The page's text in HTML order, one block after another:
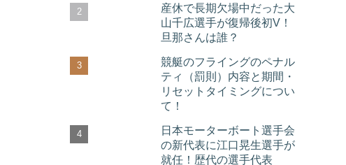
産休で長期欠場中だった大
山千広選手が復帰後初V！
旦那さんは誰？
競艇のフライングのペナル
ティ（罰則）内容と期間・
リセットタイミングについ
て！
日本モーターボート選手会
の新代表に江口晃生選手が
就任！歴代の選手代表